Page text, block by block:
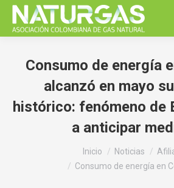
Consumo de energía
alcanzó en mayo
histórico: fenómeno de
a anticipar
Inicio Noticias
Consumo de energía en